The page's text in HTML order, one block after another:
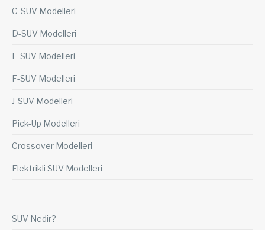
C-SUV Modelleri
D-SUV Modelleri
E-SUV Modelleri
F-SUV Modelleri
J-SUV Modelleri
Pick-Up Modelleri
Crossover Modelleri
Elektrikli SUV Modelleri
SUV Nedir?